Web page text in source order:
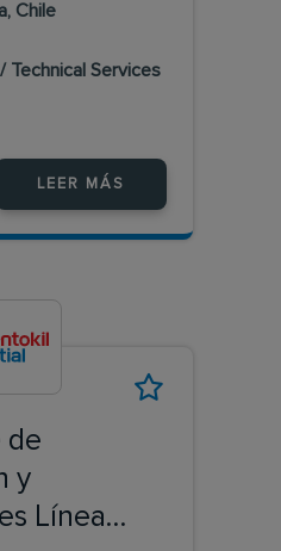
Chile
Technical Services
LEER MÁS
de
y
Línea